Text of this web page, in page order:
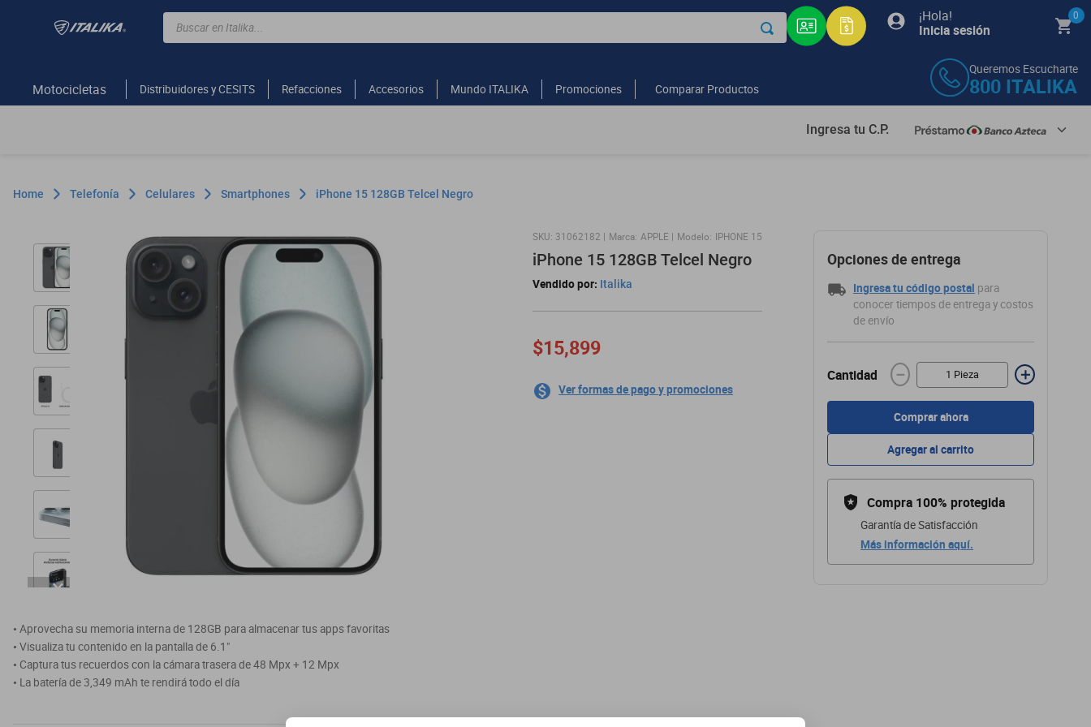
Buscar en Italika...
¡Hola!
Inicia sesión
0
Motocicletas Distribuidores y CESITS Refacciones Accesorios Mundo ITALIKA Promociones Comparar Productos
Queremos Escucharte
800 ITALIKA
Ingresa tu C.P.
Telefonía Celulares Smartphones iPhone 15 128GB Telcel Negro
Aprovecha su memoria interna de 128GB para almacenar tus apps favoritas
Visualiza tu contenido en la pantalla de 6.1"
Captura tus recuerdos con la cámara trasera de 48 Mpx + 12 Mpx
La batería de 3,349 mAh te rendirá todo el día
: 31062182 Marca: APPLE Modelo: IPHONE 15
iPhone 15 128GB Telcel Negro
Vendido por: Italika
$15,899
Ver formas de pago y promociones
Opciones de entrega
Ingresa tu código postal para
conocer tiempos de entrega y costos
de envío
Cantidad ＋
－
Comprar ahora
Agregar al carrito
Compra 100% protegida
Garantía de Satisfacción
Más información aquí.
dm
dm 300
cuatrimotos